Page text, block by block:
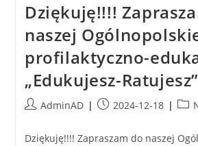
Dziękuję!!!!
naszej
profilaktyczno-
„Edukujesz-Ratujesz”
AdminAD 2024-12-18
Dziękuję!!!! Zapraszam do naszej